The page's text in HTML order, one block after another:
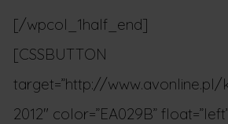
[/wpcol_1half_end]
[CSSBUTTON
target=”http://www.avonline.pl/
2012″ color=”EA029B”